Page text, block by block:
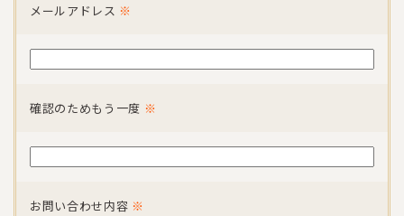
メールアドレス ※
確認のためもう一度 ※
お問い合わせ内容 ※